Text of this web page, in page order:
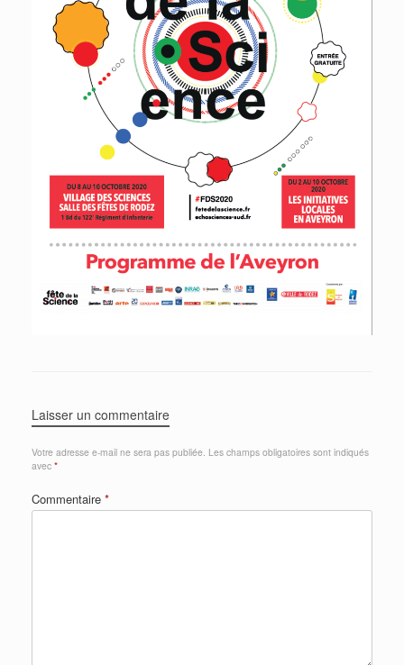
Laisser un commentaire
Votre adresse e-mail ne sera pas publiée. Les champs obligatoires sont indiqués
avec *
Commentaire *